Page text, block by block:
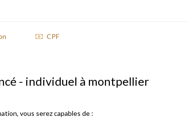
CPF
- individuel à montpellier
vous serez capables de :